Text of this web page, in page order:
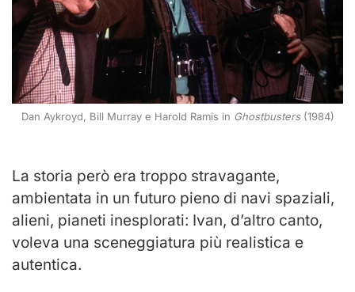
Dan Aykroyd, Bill Murray e Harold Ramis in Ghostbusters(1984)
La storia però era troppo stravagante,
ambientata in un futuro pieno di navi spaziali,
alieni, pianeti inesplorati: Ivan, d’altro canto,
voleva una sceneggiatura più realistica e
autentica.